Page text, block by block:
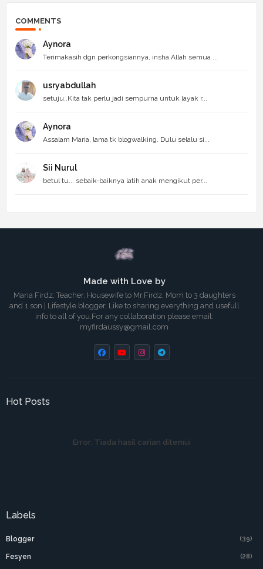
COMMENTS
Aynora
Terimakasih dgn perkongsiannya, insha Allah semua ...
usryabdullah
setuju..Kita tak perlu jadi sempurna untuk layak r...
Aynora
Assalam Maria, lama tk blogwalking. Dulu selalu si...
Sii Nurul
betul tu... sebaik-baiknya latih anak mengikut per...
Made with Love by
Maria Firdz: Teacher, Housewife to Mr.Firdz, Mom to 3 daughters
and 1 son | Lifestyle blogger, Like to sharing everything and usefull
info to all of you.For any collaboration please email:
myfirdaussy@gmail.com
Hot Posts
Error: Tiada hasil carian ditemui
Labels
Blogger (39)
Fesyen (28)